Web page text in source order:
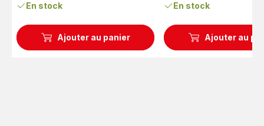
Ajouter au panier
En stock
Ajouter au
En stock